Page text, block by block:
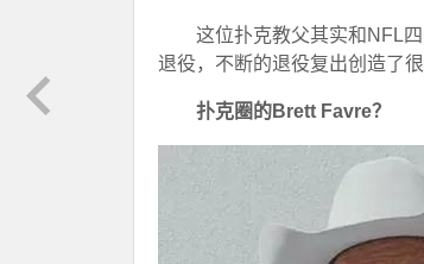
这位扑克教父其实和NFL
退役，不断的退役复出创造了
扑克圈的Brett Favre？